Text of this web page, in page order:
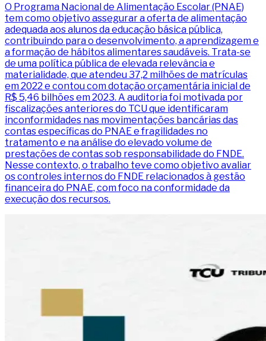
O Programa Nacional de Alimentação Escolar (PNAE)
tem como objetivo assegurar a oferta de alimentação
adequada aos alunos da educação básica pública,
contribuindo para o desenvolvimento, a aprendizagem e
a formação de hábitos alimentares saudáveis. Trata-se
de uma política pública de elevada relevância e
materialidade, que atendeu 37,2 milhões de matrículas
em 2022 e contou com dotação orçamentária inicial de
R$ 5,46 bilhões em 2023. A auditoria foi motivada por
fiscalizações anteriores do TCU que identificaram
inconformidades nas movimentações bancárias das
contas específicas do PNAE e fragilidades no
tratamento e na análise do elevado volume de
prestações de contas sob responsabilidade do FNDE.
Nesse contexto, o trabalho teve como objetivo avaliar
os controles internos do FNDE relacionados à gestão
financeira do PNAE, com foco na conformidade da
execução dos recursos.